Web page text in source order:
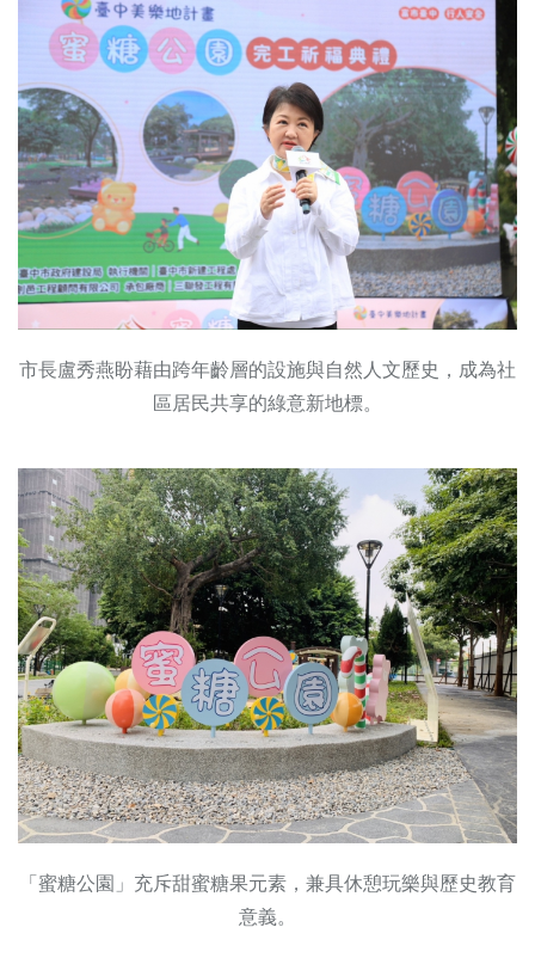
市長盧秀燕盼藉由跨年齡層的設施與自然人文歷史，成為社
區居民共享的綠意新地標。
「蜜糖公園」充斥甜蜜糖果元素，兼具休憩玩樂與歷史教育
意義。